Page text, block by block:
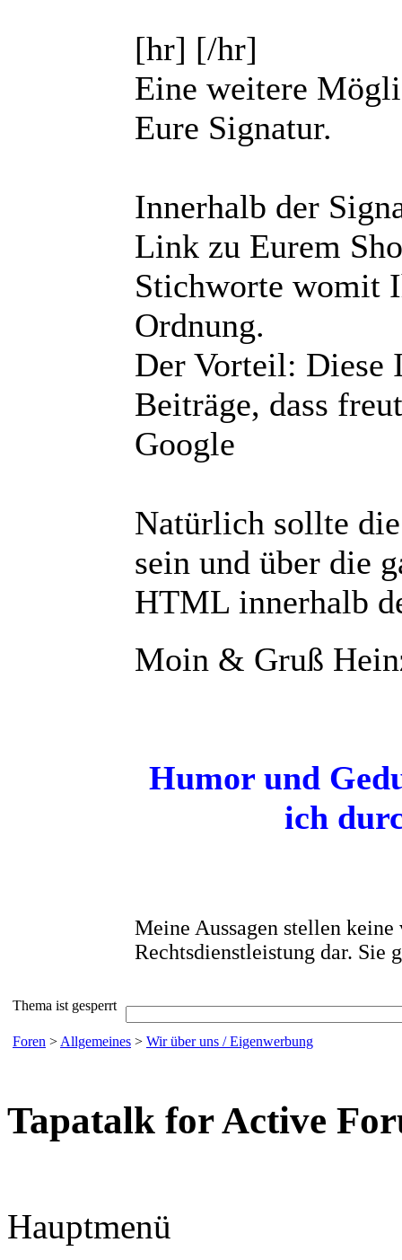
[hr] [/hr]
Eine weitere
Eure Signatur.
Innerhalb der
Link zu Eurem
Stichworte womit
Ordnung.
Der Vorteil: Diese
Beiträge, dass
Google
Natürlich sollte
sein und über die
HTML innerhalb
Moin & Gruß
Humor und
ich
Meine Aussagen stellen
Rechtsdienstleistung dar. Sie
Thema ist gesperrt
Foren > Allgemeines > Wir über uns / Eigenwerbung
Tapatalk for Active
Hauptmenü